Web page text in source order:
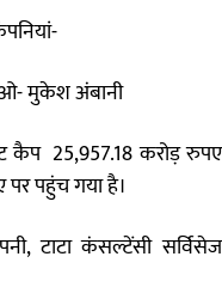
मुकेश अंबानी
कैप 25,957.18 करोड़ रुपए
पहुंच गया है।
टाटा कंसल्टेंसी सर्विसेज